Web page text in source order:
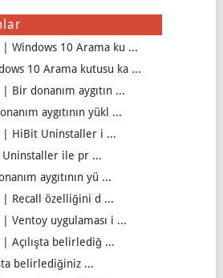
Windows 10 Arama ku ...
10 Arama kutusu ka ...
Bir donanım aygıtın ...
aygıtının yükl ...
| HiBit Uninstaller i ...
Uninstaller ile pr ...
aygıtının yü ...
Recall özelliğini d ...
Ventoy uygulaması i ...
Açılışta belirlediğ ...
belirlediğiniz ...